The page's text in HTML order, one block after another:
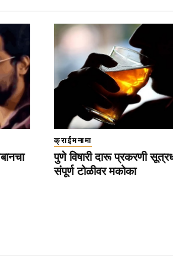
क्राईमनामा
पुणे विषारी दारू प्रकरणी
संपूर्ण टोळीवर मकोका